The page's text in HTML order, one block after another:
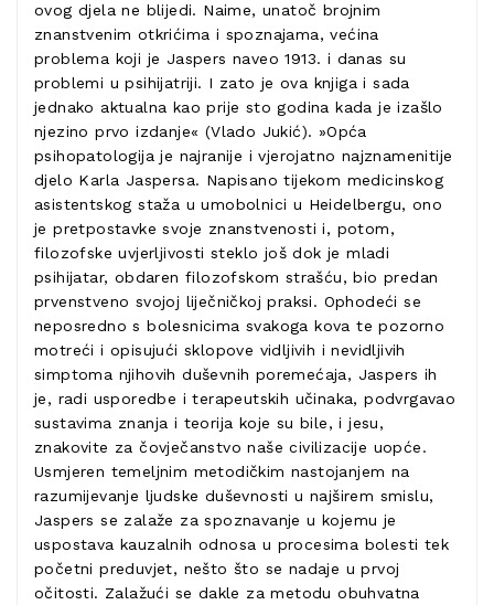
ovog djela ne blijedi. Naime, unatoč brojnim
znanstvenim otkrićima i spoznajama, većina
problema koji je Jaspers naveo 1913. i danas su
problemi u psihijatriji. I zato je ova knjiga i sada
jednako aktualna kao prije sto godina kada je izašlo
njezino prvo izdanje« (Vlado Jukić). »Opća
psihopatologija je najranije i vjerojatno najznamenitije
djelo Karla Jaspersa. Napisano tijekom medicinskog
asistentskog staža u umobolnici u Heidelbergu, ono
je pretpostavke svoje znanstvenosti i, potom,
filozofske uvjerljivosti steklo još dok je mladi
psihijatar, obdaren filozofskom strašću, bio predan
prvenstveno svojoj liječničkoj praksi. Ophodeći se
neposredno s bolesnicima svakoga kova te pozorno
motreći i opisujući sklopove vidljivih i nevidljivih
simptoma njihovih duševnih poremećaja, Jaspers ih
je, radi usporedbe i terapeutskih učinaka, podvrgavao
sustavima znanja i teorija koje su bile, i jesu,
znakovite za čovječanstvo naše civilizacije uopće.
Usmjeren temeljnim metodičkim nastojanjem na
razumijevanje ljudske duševnosti u najširem smislu,
Jaspers se zalaže za spoznavanje u kojemu je
uspostava kauzalnih odnosa u procesima bolesti tek
početni preduvjet, nešto što se nadaje u prvoj
očitosti. Zalažući se dakle za metodu obuhvatna